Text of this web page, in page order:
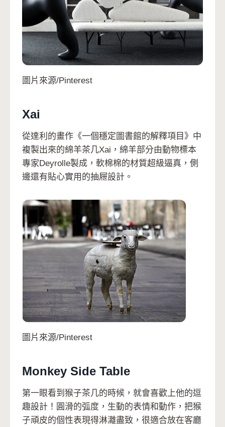
圖片來源/Pinterest
Xai
從達利的畫作《一個穩定圖書館的解釋項目》中
複製出來的綿羊茶几Xai，綿羊部分由動物標本
專家Deyrolle製成，軟棉棉的材質超級逼真，側
邊還有貼心實用的抽屜設計。
圖片來源/Pinterest
Monkey Side Table
第一眼看到猴子茶几的時候，就會喜歡上他的逗
趣設計！圓滑的弧度，生動的表情和動作，把猴
子頑皮的個性表現得淋灕盡致，很適合放在客廳